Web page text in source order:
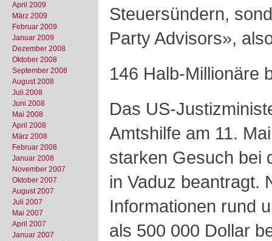
April 2009
März 2009
Februar 2009
Januar 2009
Dezember 2008
Oktober 2008
September 2008
August 2008
Juli 2008
Juni 2008
Mai 2008
April 2008
März 2008
Februar 2008
Januar 2008
November 2007
Oktober 2007
August 2007
Juli 2007
Mai 2007
April 2007
Januar 2007
Steuersündern,
Party Advisors»,
146 Halb-Millionäre
Das US-
Amtshilfe am 11.
starken Gesuch bei
in Vaduz beantragt.
Informationen rund
als 500 000 Dollar